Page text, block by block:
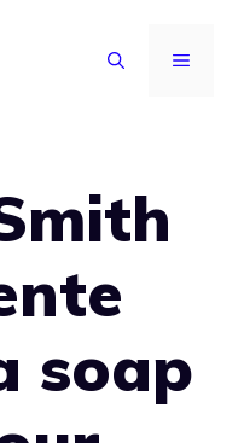
MENU
soap